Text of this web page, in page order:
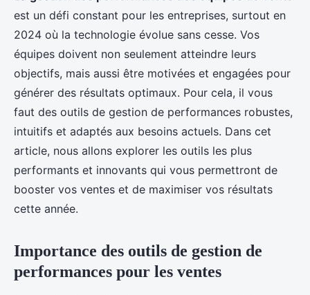
est un défi constant pour les entreprises, surtout en
2024 où la technologie évolue sans cesse. Vos
équipes doivent non seulement atteindre leurs
objectifs, mais aussi être motivées et engagées pour
générer des résultats optimaux. Pour cela, il vous
faut des outils de gestion de performances robustes,
intuitifs et adaptés aux besoins actuels. Dans cet
article, nous allons explorer les outils les plus
performants et innovants qui vous permettront de
booster vos ventes et de maximiser vos résultats
cette année.
Importance des outils de gestion de
performances pour les ventes